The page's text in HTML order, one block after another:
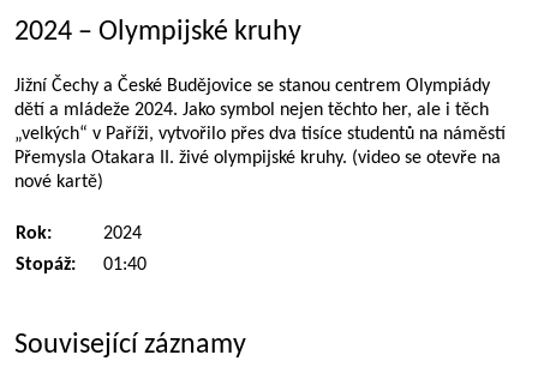
2024 – Olympijské kruhy
Jižní Čechy a České Budějovice se stanou centrem Olympiády
dětí a mládeže 2024. Jako symbol nejen těchto her, ale i těch
„velkých“ v Paříži, vytvořilo přes dva tisíce studentů na náměstí
Přemysla Otakara II. živé olympijské kruhy. (video se otevře na
nové kartě)
Rok:
2024
Stopáž:
01:40
Související záznamy